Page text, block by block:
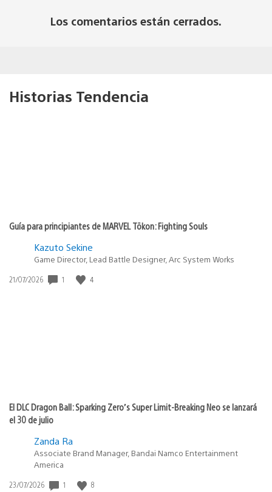
Los comentarios están cerrados.
Historias Tendencia
Guía para principiantes de MARVEL Tōkon: Fighting Souls
Kazuto Sekine
Game Director, Lead Battle Designer, Arc System Works
Fecha
21/07/2026 1 4
El DLC Dragon Ball: Sparking Zero’s Super Limit-Breaking Neo se lanzará
el 30 de julio
Zanda Ra
Associate Brand Manager, Bandai Namco Entertainment
America
Fecha
23/07/2026 1 8